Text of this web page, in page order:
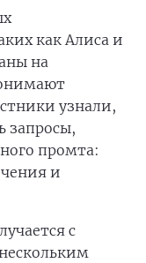
как Алиса и
на
узнали,
запросы,
промта:
и
с